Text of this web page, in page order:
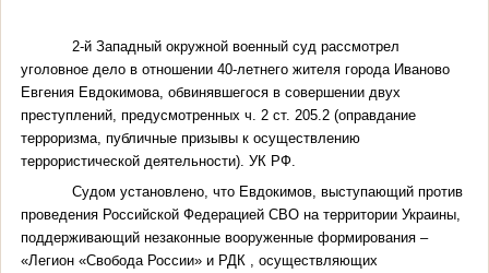
2-й Западный окружной военный суд рассмотрел
уголовное дело в отношении 40-летнего жителя города Иваново
Евгения Евдокимова, обвинявшегося в совершении двух
преступлений, предусмотренных ч. 2 ст. 205.2 (оправдание
терроризма, публичные призывы к осуществлению
террористической деятельности). УК РФ.
Судом установлено, что Евдокимов, выступающий против
проведения Российской Федерацией СВО на территории Украины,
поддерживающий незаконные вооруженные формирования –
«Легион «Свобода России» и РДК , осуществляющих